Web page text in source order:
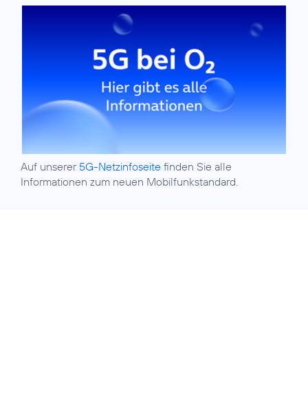
Auf unserer 5G-Netzinfoseite finden Sie alle
Informationen zum neuen Mobilfunkstandard.